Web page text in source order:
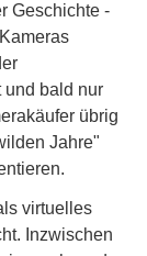
Geschichte -
und bald nur
übrig
Jahre"
virtuelles
Inzwischen